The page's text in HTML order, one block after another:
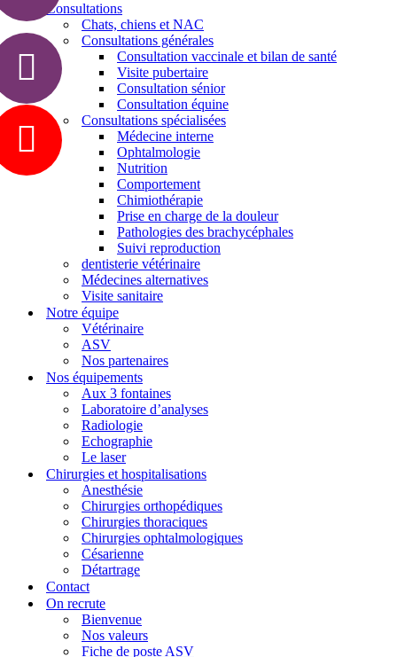
Consultations
Chats, chiens et NAC
Consultations générales
Consultation vaccinale et bilan de santé
Visite pubertaire
Consultation sénior
Consultation équine
Consultations spécialisées
Médecine interne
Ophtalmologie
Nutrition
Comportement
Chimiothérapie
Prise en charge de la douleur
Pathologies des brachycéphales
Suivi reproduction
dentisterie vétérinaire
Médecines alternatives
Visite sanitaire
Notre équipe
Vétérinaire
ASV
Nos partenaires
Nos équipements
Aux 3 fontaines
Laboratoire d’analyses
Radiologie
Echographie
Le laser
Chirurgies et hospitalisations
Anesthésie
Chirurgies orthopédiques
Chirurgies thoraciques
Chirurgies ophtalmologiques
Césarienne
Détartrage
Contact
On recrute
Bienvenue
Nos valeurs
Fiche de poste ASV